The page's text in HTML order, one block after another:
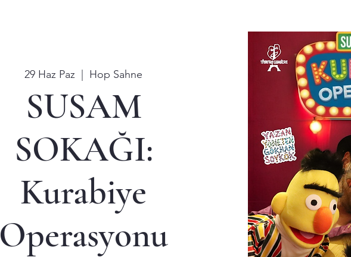
29 Haz Paz
  |
Hop Sahne
SUSAM
SOKAĞI:
Kurabiye
Operasyonu